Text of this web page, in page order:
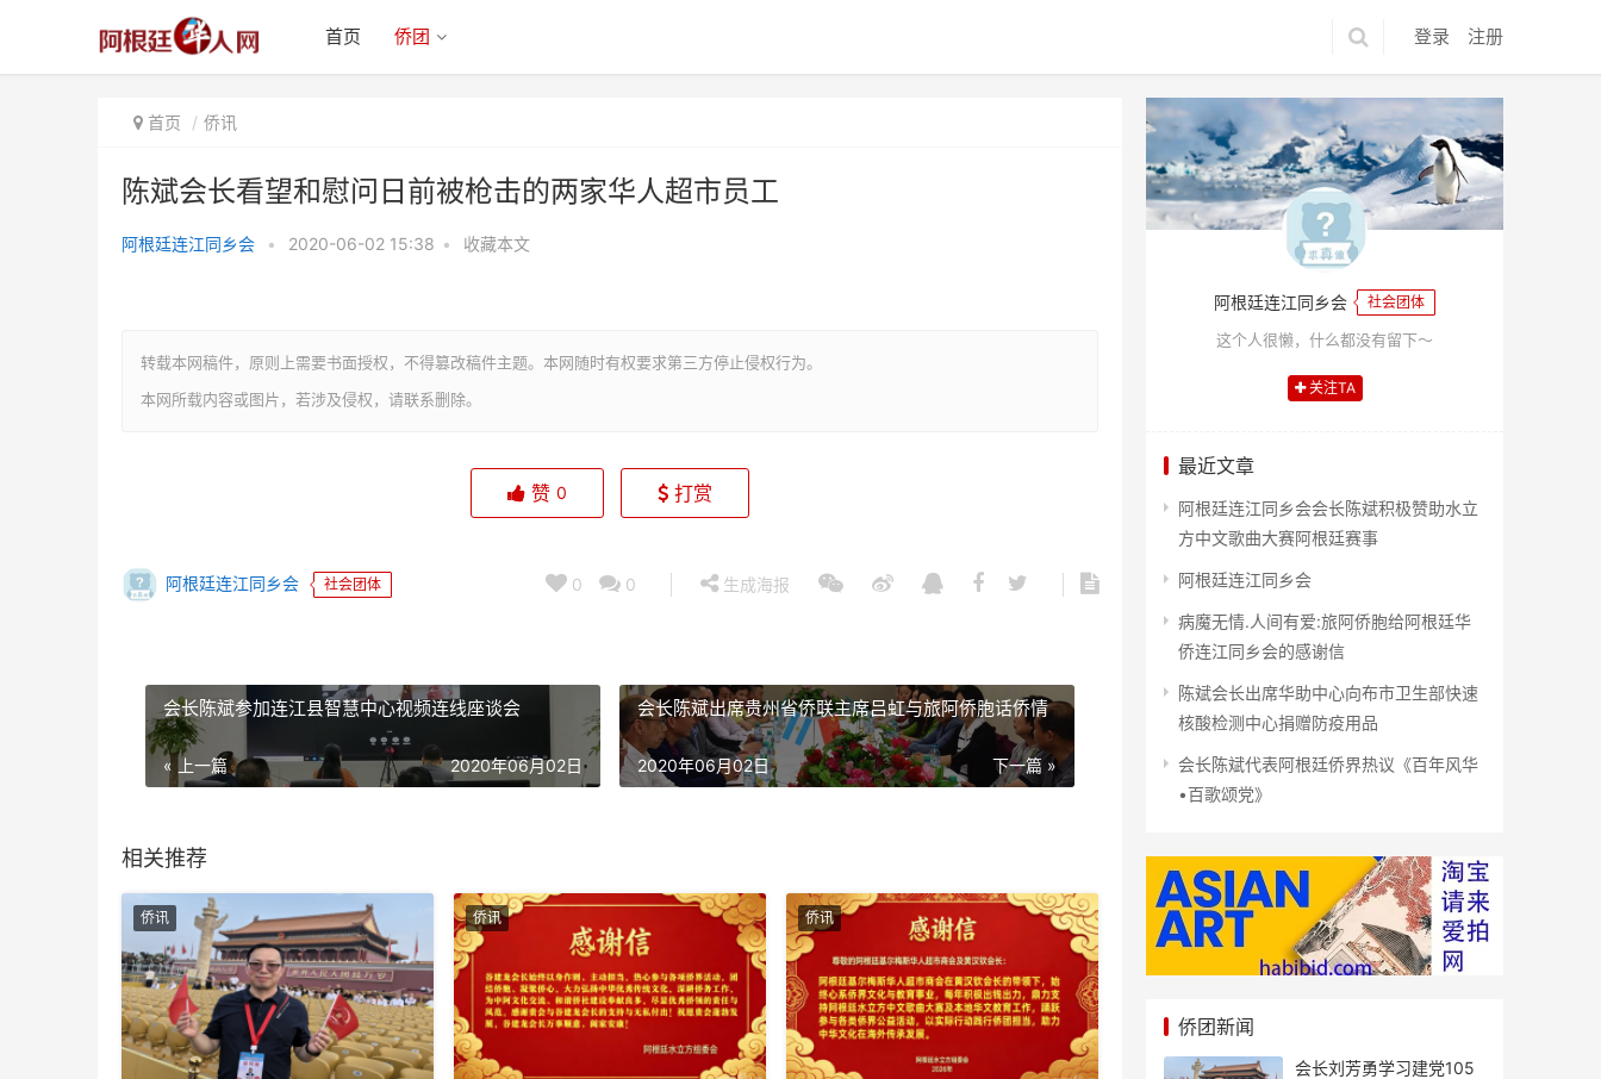
登录 注册
首页 侨团
首页 侨讯
陈斌会长看望和慰问日前被枪击的两家华人超市员工
阿根廷连江同乡会 • 2020-06-02 15:38 • 收藏本文
转载本网稿件，原则上需要书面授权，不得篡改稿件主题。本网随时有权要求第三方停止侵权行为。
本网所载内容或图片，若涉及侵权，请联系删除。
赞 0 打赏
阿根廷连江同乡会 社会团体 0 0 生成海报
会长陈斌参加连江县智慧中心视频连线座谈会
« 上一篇 2020年06月02日
会长陈斌出席贵州省侨联主席吕虹与旅阿侨胞话侨情
下一篇 »
2020年06月02日
相关推荐
侨讯 侨讯 侨讯
阿根廷连江同乡会 社会团体
这个人很懒，什么都没有留下～
关注TA
最近文章
阿根廷连江同乡会会长陈斌积极赞助水立
方中文歌曲大赛阿根廷赛事
阿根廷连江同乡会
病魔无情.人间有爱:旅阿侨胞给阿根廷华
侨连江同乡会的感谢信
陈斌会长出席华助中心向布市卫生部快速
核酸检测中心捐赠防疫用品
会长陈斌代表阿根廷侨界热议《百年风华
•百歌颂党》
侨团新闻
会长刘芳勇学习建党105